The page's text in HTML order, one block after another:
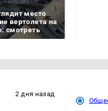
место
вертолета на
смотреть
2 дня назад